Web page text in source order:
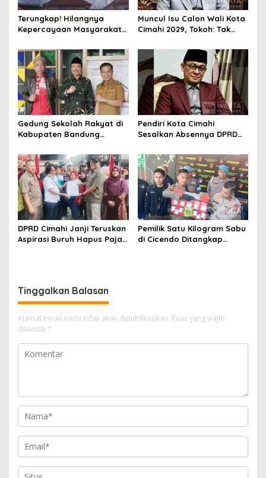
Terungkap! Hilangnya
Kepercayaan Masyarakat
Rebranding RSUD Cibabat
Muncul Isu Calon Wali Kota
Cimahi 2029, Tokoh: Tak
Legitimasi Parpol
Gedung Sekolah Rakyat di
Kabupaten Bandung
Siap Tampung Dua Ribu
Siswa
Pendiri Kota Cimahi
Sesalkan Absennya DPRD
Rebranding RSUD Cibabat
DPRD Cimahi Janji Teruskan
Aspirasi Buruh Hapus Pajak
Pemilik Satu Kilogram Sabu
di Cicendo Ditangkap
Tinggalkan Balasan
Alamat email Anda tidak akan dipublikasikan. Ruas yang wajib
ditandai *